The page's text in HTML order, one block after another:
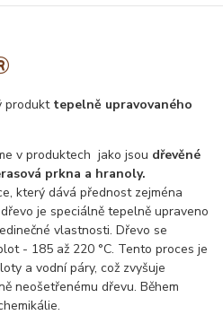
produkt tepelně upravovaného
v produktech jako jsou dřevěné
prkna a hranoly.
který dává přednost zejména
je speciálně tepelně upraveno
vlastnosti. Dřevo se
- 185 až 220 °C. Tento proces je
a vodní páry, což zvyšuje
neošetřenému dřevu. Během